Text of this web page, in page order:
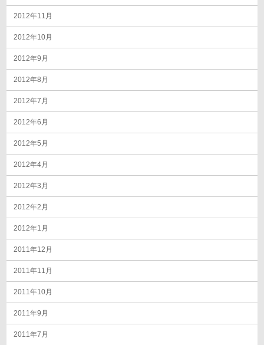
2012年11月
2012年10月
2012年9月
2012年8月
2012年7月
2012年6月
2012年5月
2012年4月
2012年3月
2012年2月
2012年1月
2011年12月
2011年11月
2011年10月
2011年9月
2011年7月